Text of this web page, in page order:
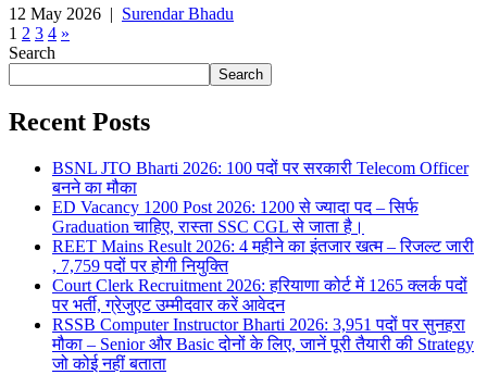
12 May 2026 | Surendar Bhadu
1 2 3 4 »
Search
Search
Recent Posts
BSNL JTO Bharti 2026: 100 पदों पर सरकारी Telecom Officer
बनने का मौका
ED Vacancy 1200 Post 2026: 1200 से ज्यादा पद – सिर्फ
Graduation चाहिए, रास्ता SSC CGL से जाता है।
REET Mains Result 2026: 4 महीने का इंतजार खत्म – रिजल्ट जारी
, 7,759 पदों पर होगी नियुक्ति
Court Clerk Recruitment 2026: हरियाणा कोर्ट में 1265 क्लर्क पदों
पर भर्ती, ग्रेजुएट उम्मीदवार करें आवेदन
RSSB Computer Instructor Bharti 2026: 3,951 पदों पर सुनहरा
मौका – Senior और Basic दोनों के लिए, जानें पूरी तैयारी की Strategy
जो कोई नहीं बताता